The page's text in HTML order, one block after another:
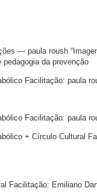
— paula roush
da prevenção
Facilitação: paula
Facilitação: paula
+ Círculo Cultural
Facilitação: Emiliano